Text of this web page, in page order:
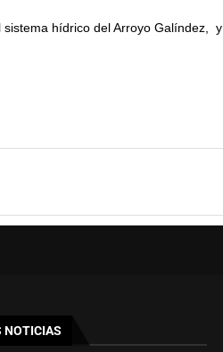
hídrico del Arroyo Galíndez,
NOTICIAS